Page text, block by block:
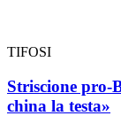
TIFOSI
Striscione pro-
china la testa»